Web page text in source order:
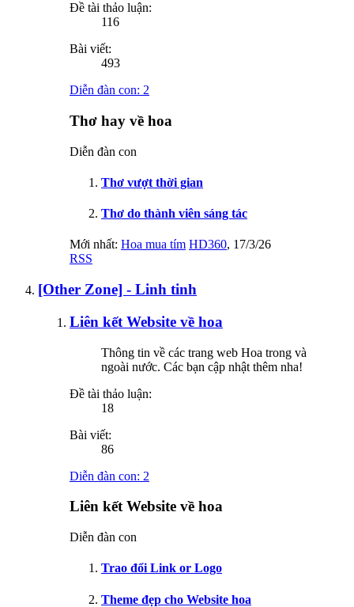
Đề tài thảo luận:
116
Bài viết:
493
Diễn đàn con: 2
Thơ hay về hoa
Diễn đàn con
Thơ vượt thời gian
Thơ do thành viên sáng tác
Mới nhất: Hoa mua tím HD360, 17/3/26
RSS
[Other Zone] - Linh tinh
Liên kết Website về hoa
Thông tin về các trang web Hoa trong và
ngoài nước. Các bạn cập nhật thêm nha!
Đề tài thảo luận:
18
Bài viết:
86
Diễn đàn con: 2
Liên kết Website về hoa
Diễn đàn con
Trao đổi Link or Logo
Theme đẹp cho Website hoa